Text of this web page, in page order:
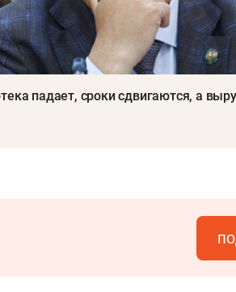
падает, сроки сдвигаются, а